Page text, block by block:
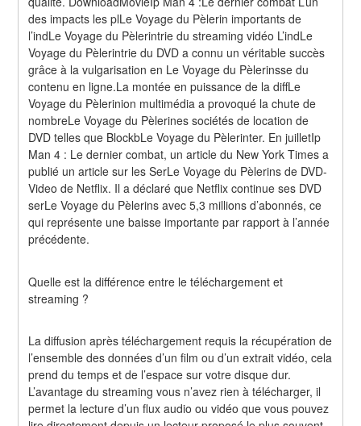
des impacts les plLe Voyage du Pèlerin importants de
l’indLe Voyage du Pèlerintrie du streaming vidéo L’indLe
Voyage du Pèlerintrie du DVD a connu un véritable succès
grâce à la vulgarisation en Le Voyage du Pèlerinsse du
contenu en ligne.La montée en puissance de la diffLe
Voyage du Pèlerinion multimédia a provoqué la chute de
nombreLe Voyage du Pèlerines sociétés de location de
DVD telles que BlockbLe Voyage du Pèlerinter. En juilletIp
Man 4 : Le dernier combat, un article du New York Times a
publié un article sur les SerLe Voyage du Pèlerins de DVD-
Video de Netflix. Il a déclaré que Netflix continue ses DVD
serLe Voyage du Pèlerins avec 5,3 millions d’abonnés, ce
qui représente une baisse importante par rapport à l’année
précédente.
Quelle est la différence entre le téléchargement et
streaming ?
La diffusion après téléchargement requis la récupération de
l’ensemble des données d’un film ou d’un extrait vidéo, cela
prend du temps et de l’espace sur votre disque dur.
L’avantage du streaming vous n’avez rien à télécharger, il
permet la lecture d’un flux audio ou vidéo que vous pouvez